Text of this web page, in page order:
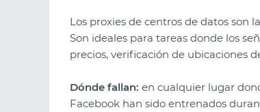
Los proxies de centros de datos son
Son ideales para tareas donde los
precios, verificación de ubicaciones
Dónde fallan: en cualquier lugar
Facebook han sido entrenados